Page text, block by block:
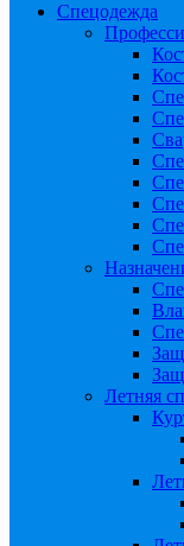
Спецодежда
Летняя